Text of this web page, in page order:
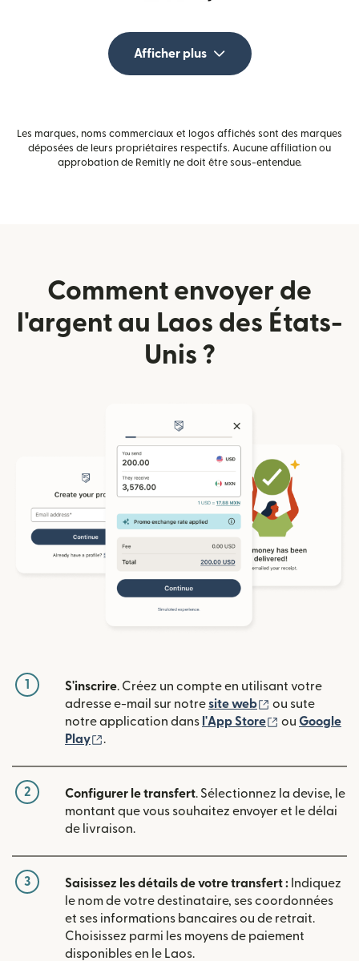
Afficher plus
Les marques, noms commerciaux et logos affichés sont des marques
déposées de leurs propriétaires respectifs. Aucune affiliation ou
approbation de Remitly ne doit être sous-entendue.
Comment envoyer de
l'argent au Laos des États-
Unis ?
1 S'inscrire. Créez un compte en utilisant votre
adresse e-mail sur notresite web (s'ouvre dans
ou sute
notre application dans l'App Store (s'ouvre
ou Google
Play
.
2 Configurer le transfert. Sélectionnez la devise, le
montant que vous souhaitez envoyer et le délai
de livraison.
3 Saisissez les détails de votre transfert : Indiquez
le nom de votre destinataire, ses coordonnées
et ses informations bancaires ou de retrait.
Choisissez parmi les moyens de paiement
disponibles en le Laos.